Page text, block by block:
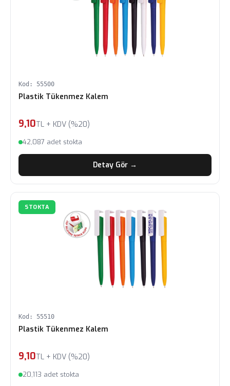
Kod: 55500
Plastik Tükenmez Kalem
9,10TL + KDV (%20)
42,087 adet stokta
Detay Gör →
STOKTA
Kod: 55510
Plastik Tükenmez Kalem
9,10TL + KDV (%20)
20,113 adet stokta